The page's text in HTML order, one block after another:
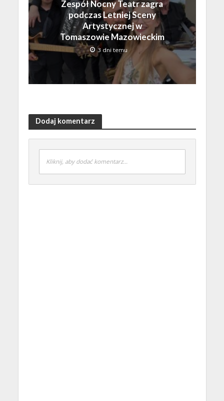
Zespół Nocny Teatr zagra
podczas Letniej Sceny
Artystycznej w
Tomaszowie Mazowieckim
3 dni temu
Dodaj komentarz
Kliknij, aby dodać komentarz...